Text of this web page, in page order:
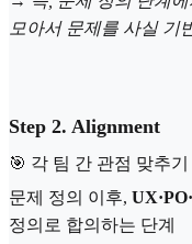
모아서 문제를 사실 기
Step 2. Alignment
🎯 각 팀 간 관점 맞추기
문제 정의 이후,
정의로 합의하는 단계